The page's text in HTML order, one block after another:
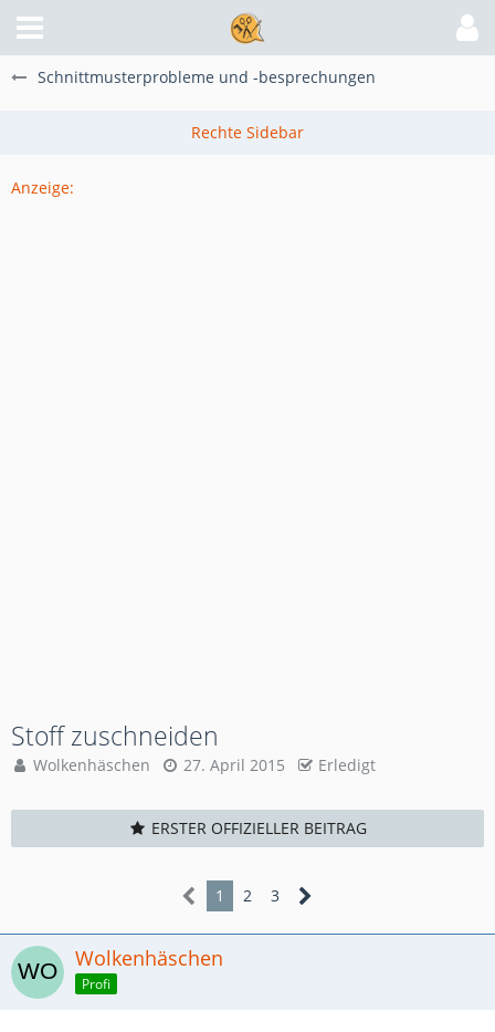
Schnittmusterprobleme und -besprechungen
Anzeige:
Stoff zuschneiden
Wolkenhäschen 27. April 2015 Erledigt
ERSTER OFFIZIELLER BEITRAG
1 2 3
Wolkenhäschen
Profi